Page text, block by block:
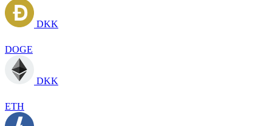
DKK
DOGE
DKK
ETH